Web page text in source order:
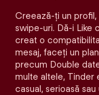
Creează-ți un
swipe-uri. Dă-i Like
creat o
mesaj, faceți un
precum Double
multe altele, Tinder
casual, serioasă